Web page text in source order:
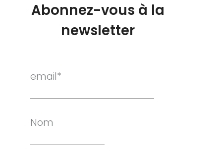
Abonnez-vous à la
newsletter
email*
Nom